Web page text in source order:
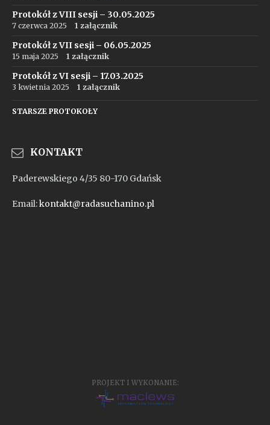
Protokół z VIII sesji – 30.05.2025
7 czerwca 2025 1 załącznik
Protokół z VII sesji – 06.05.2025
15 maja 2025 1 załącznik
Protokół z VI sesji – 17.03.2025
3 kwietnia 2025 1 załącznik
STARSZE PROTOKOŁY
KONTAKT
Paderewskiego 4/35 80-170 Gdańsk
Email:kontakt@radasuchanino.pl
PROJEKT I WYKONANIE: